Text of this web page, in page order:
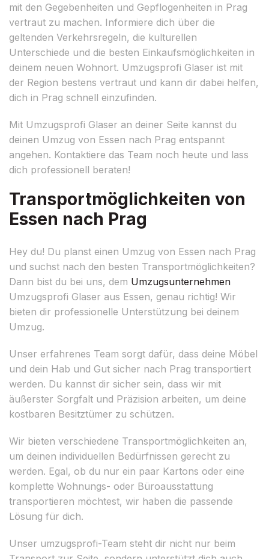
mit den Gegebenheiten und Gepflogenheiten in Prag
vertraut zu machen. Informiere dich über die
geltenden Verkehrsregeln, die kulturellen
Unterschiede und die besten Einkaufsmöglichkeiten in
deinem neuen Wohnort. Umzugsprofi Glaser ist mit
der Region bestens vertraut und kann dir dabei helfen,
dich in Prag schnell einzufinden.
Mit Umzugsprofi Glaser an deiner Seite kannst du
deinen Umzug von Essen nach Prag entspannt
angehen. Kontaktiere das Team noch heute und lass
dich professionell beraten!
Transportmöglichkeiten von
Essen nach Prag
Hey du! Du planst einen Umzug von Essen nach Prag
und suchst nach den besten Transportmöglichkeiten?
Dann bist du bei uns, dem Umzugsunternehmen
Umzugsprofi Glaser aus Essen, genau richtig! Wir
bieten dir professionelle Unterstützung bei deinem
Umzug.
Unser erfahrenes Team sorgt dafür, dass deine Möbel
und dein Hab und Gut sicher nach Prag transportiert
werden. Du kannst dir sicher sein, dass wir mit
äußerster Sorgfalt und Präzision arbeiten, um deine
kostbaren Besitztümer zu schützen.
Wir bieten verschiedene Transportmöglichkeiten an,
um deinen individuellen Bedürfnissen gerecht zu
werden. Egal, ob du nur ein paar Kartons oder eine
komplette Wohnungs- oder Büroausstattung
transportieren möchtest, wir haben die passende
Lösung für dich.
Unser umzugsprofi-Team steht dir nicht nur beim